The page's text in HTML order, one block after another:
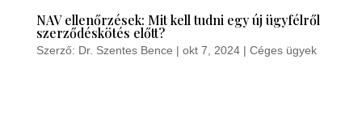
NAV ellenőrzések: Mit kell tudni egy új ügyfélről
szerződéskötés előtt?
Szerző: Dr. Szentes Bence | okt 7, 2024| Céges ügyek